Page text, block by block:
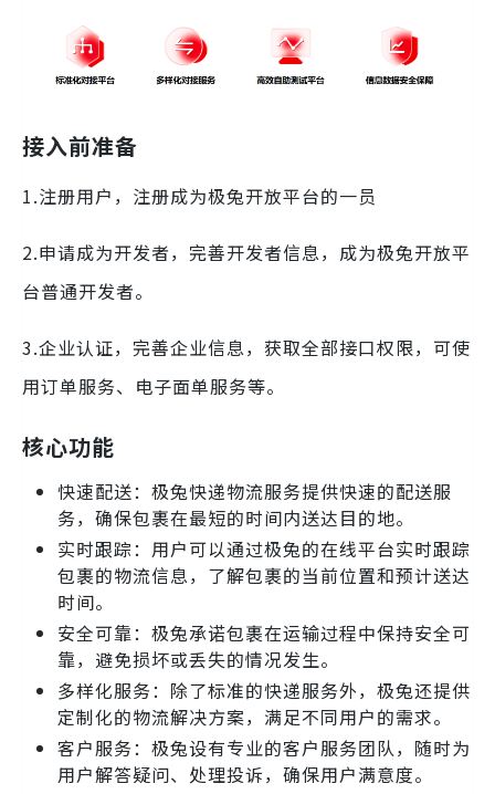
接入前准备
1.注册用户，注册成为极兔开放平台的一员
2.申请成为开发者，完善开发者信息，成为极兔开放平
台普通开发者。
3.企业认证，完善企业信息，获取全部接口权限，可使
用订单服务、电子面单服务等。
核心功能
快速配送：极兔快递物流服务提供快速的配送服
务，确保包裹在最短的时间内送达目的地。
实时跟踪：用户可以通过极兔的在线平台实时跟踪
包裹的物流信息，了解包裹的当前位置和预计送达
时间。
安全可靠：极兔承诺包裹在运输过程中保持安全可
靠，避免损坏或丢失的情况发生。
多样化服务：除了标准的快递服务外，极兔还提供
定制化的物流解决方案，满足不同用户的需求。
客户服务：极兔设有专业的客户服务团队，随时为
用户解答疑问、处理投诉，确保用户满意度。